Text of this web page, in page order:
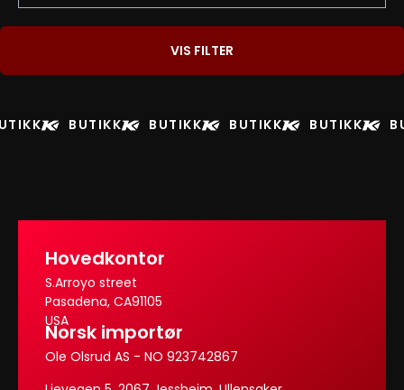
VIS FILTER
BUTIKK BUTIKK BUTIKK BUTIKK
Hovedkontor
S.Arroyo street
Pasadena, CA91105
USA
Norsk importør
Ole Olsrud AS - NO 923742867